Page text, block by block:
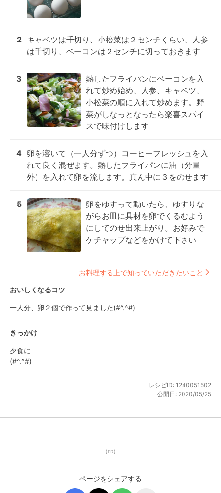
2 キャベツは千切り、小松菜は２センチくらい、人参
は千切り、ベーコンは２センチに切っておきます
3
熱したフライパンにベーコンを入
れて炒め始め、人参、キャベツ、
小松菜の順に入れて炒めます。野
菜がしなっとなったら楽喜スパイ
スで味付けします
4 卵を溶いて（一人分ずつ）コーヒーフレッシュを入
れて良く混ぜます。熱したフライパンに油（分量
外）を入れて卵を流します。真ん中に３をのせます
5
卵をゆすって動いたら、ゆすりな
がらお皿に具材を卵でくるむよう
にしてのせ出来上がり。お好みで
ケチャップなどをかけて下さい
お料理する上で知っていただきたいこと
おいしくなるコツ
一人分、卵２個で作って見ました(#^.^#)
きっかけ
夕食に
(#^.^#)
レシピID: 1240051502
公開日: 2020/05/25
【PR】
ページをシェアする